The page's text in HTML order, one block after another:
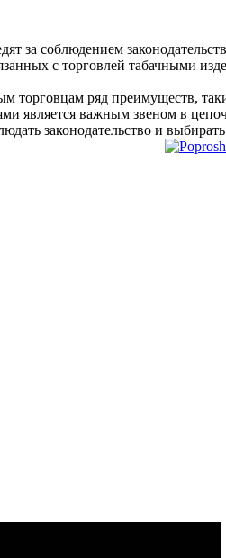
за соблюдением
с торговлей табачными
ряд преимуществ,
является важным звеном в
законодательство и